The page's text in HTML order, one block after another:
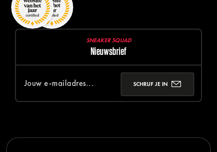
SNEAKER SQUAD
Nieuwsbrief
SCHRIJF JE IN